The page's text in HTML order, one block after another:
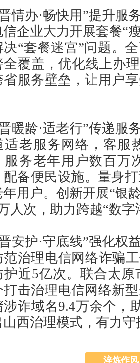
情办·畅快用”提升服
信企业大力开展套餐“
决“套餐迷宫”问题。
全覆盖，优化线上办
省服务壁垒，让用户
暖龄·适老行”传递服
适老服务网络，客服
服务老年用户数百万
配备便民设施。量身
年用户。创新开展“银
人次，助力跨越“数字
安护·守底线”强化权
范治理电信网络诈骗
护近5亿次。联合太
打击治理电信网络新
涉诈域名9.4万余个，
山西治理模式，有力
淬炼作风